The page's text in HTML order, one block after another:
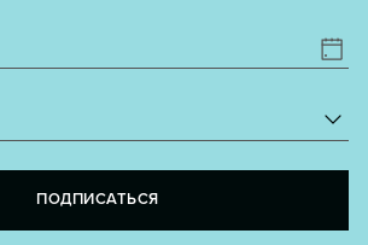
ПОДПИСАТЬСЯ